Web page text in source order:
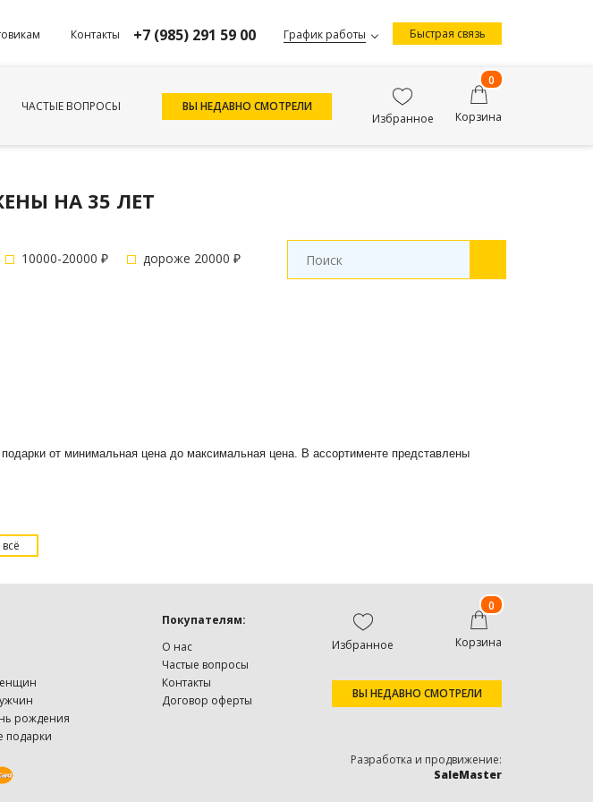
Контакты +7 (985) 291 59 00 График работы Быстрая связь
ЧАСТЫЕ ВОПРОСЫ
ВЫ НЕДАВНО СМОТРЕЛИ
Избранное
0
Корзина
НА 35 ЛЕТ
10000-20000 ₽ дороже 20000 ₽
от минимальная цена до максимальная цена. В ассортименте представлены
рождения
подарки
Покупателям:
О нас
Частые вопросы
Контакты
Договор оферты
Избранное
0
Корзина
ВЫ НЕДАВНО СМОТРЕЛИ
Разработка и продвижение:
SaleMaster